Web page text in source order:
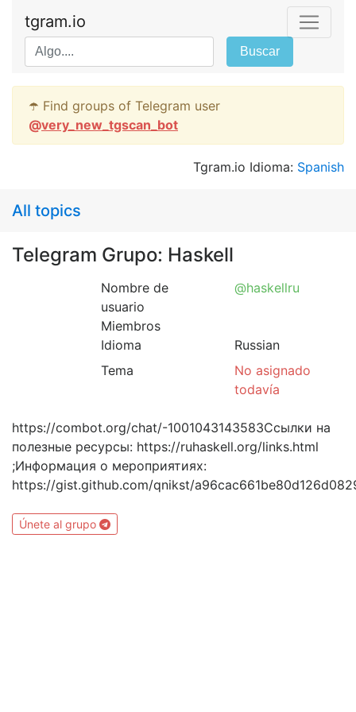
tgram.io
Buscar
☂️ Find groups of Telegram user
@very_new_tgscan_bot
Tgram.io Idioma: Spanish
All topics
Telegram Grupo: Haskell
Nombre de
usuario
@haskellru
Miembros
Idioma
Russian
Tema
No asignado
todavía
https://combot.org/chat/-1001043143583Ссылки на
полезные ресурсы: https://ruhaskell.org/links.html
;Информация о мероприятиях:
https://gist.github.com/qnikst/
Únete al grupo